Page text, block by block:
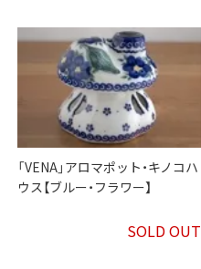
「VENA」アロマポット・キノコハ
ウス【ブルー・フラワー】
SOLD OUT